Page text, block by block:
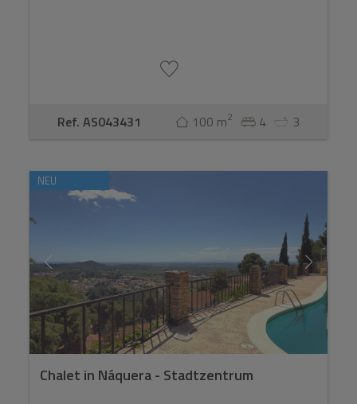
Ref. AS043431 100 m2 4 3
NEU
Chalet in Náquera - Stadtzentrum